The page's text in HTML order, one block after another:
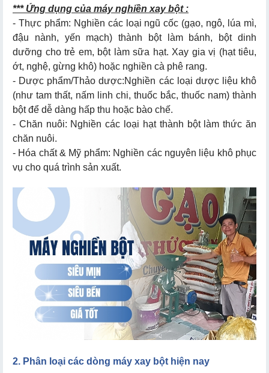
*** Ứng dụng của máy nghiền xay bột :
- Thực phẩm: Nghiền các loại ngũ cốc (gạo, ngô, lúa mì,
đậu nành, yến mạch) thành bột làm bánh, bột dinh
dưỡng cho trẻ em, bột làm sữa hạt. Xay gia vị (hạt tiêu,
ớt, nghệ, gừng khô) hoặc nghiền cà phê rang.
- Dược phẩm/Thảo dược:Nghiền các loại dược liệu khô
(như tam thất, nấm linh chi, thuốc bắc, thuốc nam) thành
bột để dễ dàng hấp thu hoặc bào chế.
- Chăn nuôi: Nghiền các loại hạt thành bột làm thức ăn
chăn nuôi.
- Hóa chất & Mỹ phẩm: Nghiền các nguyên liệu khô phục
vụ cho quá trình sản xuất.
2. Phân loại các dòng máy xay bột hiện nay